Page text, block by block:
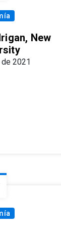
New
2021